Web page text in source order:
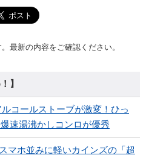
最新の内容をご確認ください。
】
ルコールストーブが激変！ひっ
速湯沸かしコンロが優秀
マホ並みに軽いカインズの「超